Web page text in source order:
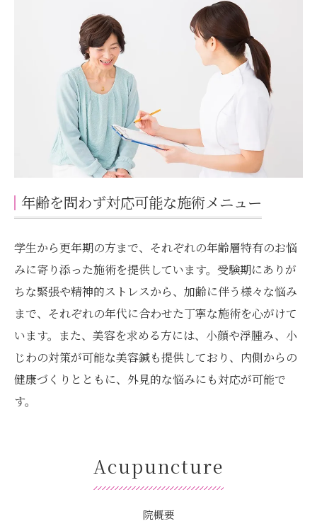
年齢を問わず対応可能な施術メニュー
学生から更年期の方まで、それぞれの年齢層特有のお悩
みに寄り添った施術を提供しています。受験期にありが
ちな緊張や精神的ストレスから、加齢に伴う様々な悩み
まで、それぞれの年代に合わせた丁寧な施術を心がけて
います。また、美容を求める方には、小顔や浮腫み、小
じわの対策が可能な美容鍼も提供しており、内側からの
健康づくりとともに、外見的な悩みにも対応が可能で
す。
Acupuncture
院概要